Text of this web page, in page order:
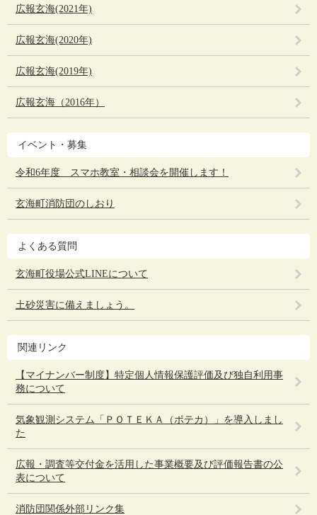
広報玄海(2021年)
広報玄海(2020年)
広報玄海(2019年)
広報玄海（2016年）
イベント・募集
令和6年度 スマホ教室・相談会を開催します！
玄海町消防団のしおり
よくある質問
玄海町役場公式LINEについて
土砂災害に備えましょう。
関連リンク
【マイナンバー制度】特定個人情報保護評価及び独自利用事
務について
気象観測システム「ＰＯＴＥＫＡ（ポテカ）」を導入しまし
た
広報・調査等交付金を活用した事業概要及び評価報告書の公
表について
消防団関係外部リンク集